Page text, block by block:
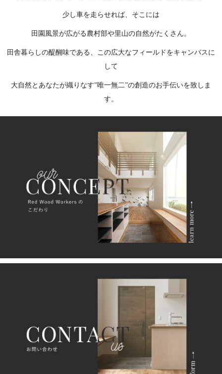
少し車を走らせれば、そこには
田園風景が広がる農村部や里山の自然がたくさん。
田舎暮らしの醍醐味である、この広大なフィールドをキャンバスに
して
大自然とあなたが織りなす”唯一無二”の創造のお手伝いを致しま
す。